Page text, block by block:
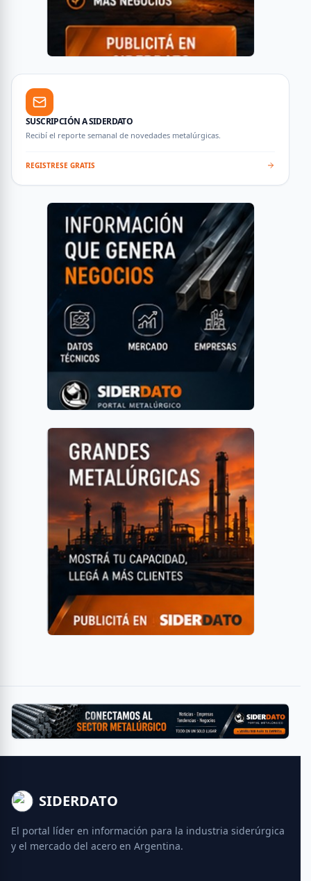
SUSCRIPCIÓN A SIDERDATO
Recibí el reporte semanal de novedades metalúrgicas.
REGISTRESE GRATIS
SIDERDATO
El portal líder en información para la industria siderúrgica
y el mercado del acero en Argentina.